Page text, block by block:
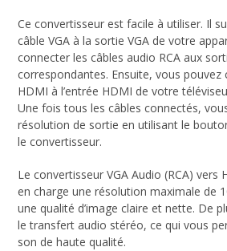
Ce convertisseur est facile à utiliser. Il
câble VGA à la sortie VGA de votre
connecter les câbles audio RCA aux
correspondantes. Ensuite, vous pouvez
HDMI à l’entrée HDMI de votre
Une fois tous les câbles connectés,
résolution de sortie en utilisant le
le convertisseur.
Le convertisseur VGA Audio (RCA) vers
en charge une résolution maximale de
une qualité d’image claire et nette. De
le transfert audio stéréo, ce qui vous
son de haute qualité.